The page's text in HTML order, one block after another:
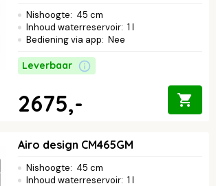
Nishoogte: 45 cm
Inhoud waterreservoir: 1 l
Bediening via app: Nee
Leverbaar
2675,-
Airo design CM465GM
Nishoogte: 45 cm
Inhoud waterreservoir: 1 l